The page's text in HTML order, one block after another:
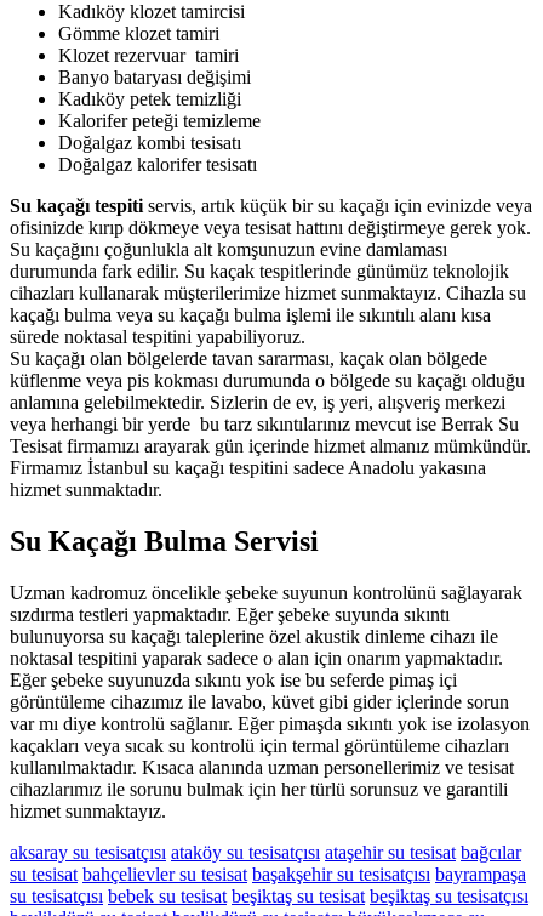
Kadıköy klozet tamircisi
Gömme klozet tamiri
Klozet rezervuar tamiri
Banyo bataryası değişimi
Kadıköy petek temizliği
Kalorifer peteği temizleme
Doğalgaz kombi tesisatı
Doğalgaz kalorifer tesisatı
Su kaçağı tespiti servis, artık küçük bir su kaçağı için evinizde veya
ofisinizde kırıp dökmeye veya tesisat hattını değiştirmeye gerek yok.
Su kaçağını çoğunlukla alt komşunuzun evine damlaması
durumunda fark edilir. Su kaçak tespitlerinde günümüz teknolojik
cihazları kullanarak müşterilerimize hizmet sunmaktayız. Cihazla su
kaçağı bulma veya su kaçağı bulma işlemi ile sıkıntılı alanı kısa
sürede noktasal tespitini yapabiliyoruz.
Su kaçağı olan bölgelerde tavan sararması, kaçak olan bölgede
küflenme veya pis kokması durumunda o bölgede su kaçağı olduğu
anlamına gelebilmektedir. Sizlerin de ev, iş yeri, alışveriş merkezi
veya herhangi bir yerde bu tarz sıkıntılarınız mevcut ise Berrak Su
Tesisat firmamızı arayarak gün içerinde hizmet almanız mümkündür.
Firmamız İstanbul su kaçağı tespitini sadece Anadolu yakasına
hizmet sunmaktadır.
Su Kaçağı Bulma Servisi
Uzman kadromuz öncelikle şebeke suyunun kontrolünü sağlayarak
sızdırma testleri yapmaktadır. Eğer şebeke suyunda sıkıntı
bulunuyorsa su kaçağı taleplerine özel akustik dinleme cihazı ile
noktasal tespitini yaparak sadece o alan için onarım yapmaktadır.
Eğer şebeke suyunuzda sıkıntı yok ise bu seferde pimaş içi
görüntüleme cihazımız ile lavabo, küvet gibi gider içlerinde sorun
var mı diye kontrolü sağlanır. Eğer pimaşda sıkıntı yok ise izolasyon
kaçakları veya sıcak su kontrolü için termal görüntüleme cihazları
kullanılmaktadır. Kısaca alanında uzman personellerimiz ve tesisat
cihazlarımız ile sorunu bulmak için her türlü sorunsuz ve garantili
hizmet sunmaktayız.
aksaray su tesisatçısı ataköy su tesisatçısı ataşehir su tesisat bağcılar
su tesisat bahçelievler su tesisat başakşehir su tesisatçısı bayrampaşa
su tesisatçısı bebek su tesisat beşiktaş su tesisat beşiktaş su tesisatçısı